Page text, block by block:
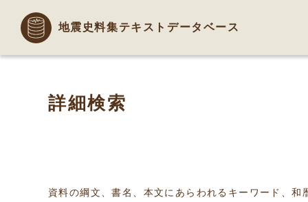
地震史料集テキストデータベース
詳細検索
資料の綱文、書名、本文にあらわれるキーワード、